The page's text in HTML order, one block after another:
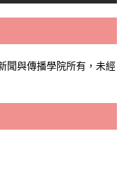
聞與傳播學院所有，未經